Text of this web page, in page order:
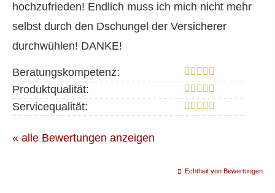
hochzufrieden! Endlich muss ich mich nicht mehr
selbst durch den Dschungel der Versicherer
durchwühlen! DANKE!
Beratungskompetenz:
Produktqualität:
Servicequalität:
« alle Bewertungen anzeigen
Echtheit von Bewertungen